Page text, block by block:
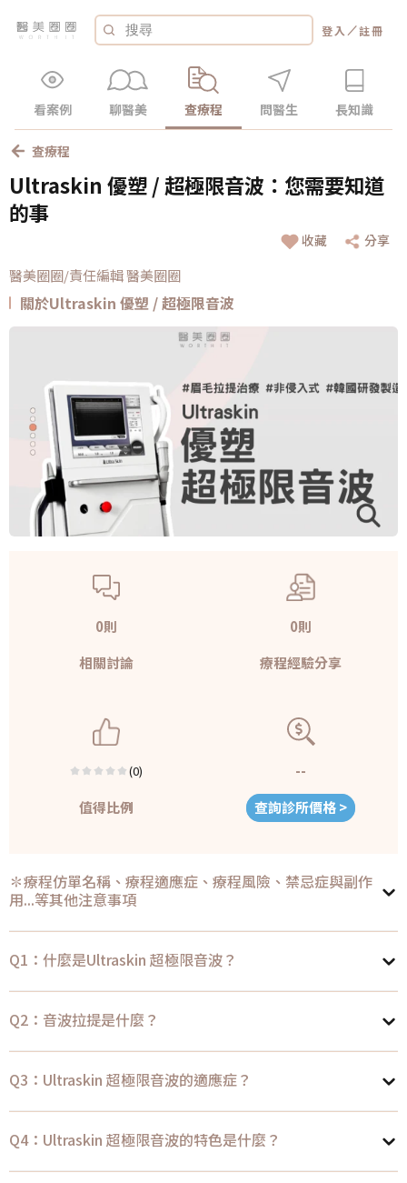
登入 ／註冊
看案例 聊醫美 查療程 問醫生 長知識
查療程
Ultraskin 優塑 / 超極限音波：您需要知道
的事
收藏 分享
醫美圈圈/責任編輯 醫美圈圈
關於Ultraskin 優塑 / 超極限音波
0則
相關討論
0則
療程經驗分享
(0)
值得比例
--
查詢診所價格 >
✽療程仿單名稱、療程適應症、療程風險、禁忌症與副作
用...等其他注意事項
Q1：什麼是Ultraskin 超極限音波？
Q2：音波拉提是什麼？
Q3：Ultraskin 超極限音波的適應症？
Q4：Ultraskin 超極限音波的特色是什麼？